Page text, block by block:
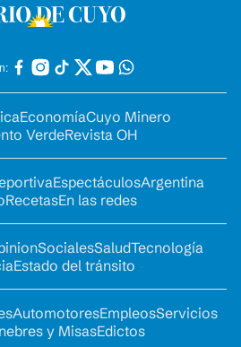
EconomíaCuyo Minero
VerdeRevista OH
EspectáculosArgentina
RecetasEn las redes
SocialesSaludTecnología
Estado del tránsito
AutomotoresEmpleosServicios
y MisasEdictos